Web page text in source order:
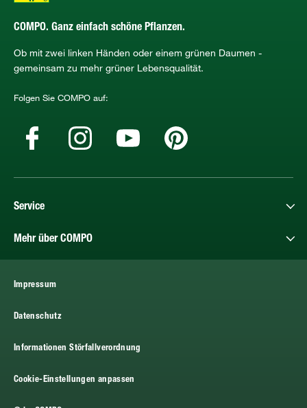
COMPO. Ganz einfach schöne Pflanzen.
Ob mit zwei linken Händen oder einem grünen Daumen -
gemeinsam zu mehr grüner Lebensqualität.
Folgen Sie COMPO auf:
Service
Mehr über COMPO
Impressum
Datenschutz
Informationen Störfallverordnung
Cookie-Einstellungen anpassen